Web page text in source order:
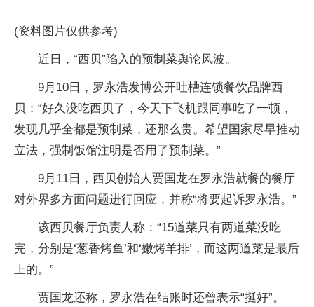
(资料图片仅供参考)
近日，“西贝”陷入的预制菜舆论风波。
9月10日，罗永浩发博公开吐槽连锁餐饮品牌西
贝：“好久没吃西贝了，今天下飞机跟同事吃了一顿，
发现几乎全都是预制菜，还那么贵。希望国家尽早推动
立法，强制饭馆注明是否用了预制菜。”
9月11日，西贝创始人贾国龙在罗永浩就餐的餐厅
对外界多方面问题进行回应，并称“将要起诉罗永浩。”
该西贝餐厅负责人称：“15道菜只有两道菜没吃
完，分别是‘葱香烤鱼’和‘嫩烤羊排’，而这两道菜是最后
上的。”
贾国龙还称，罗永浩在结账时还曾表示“挺好”。